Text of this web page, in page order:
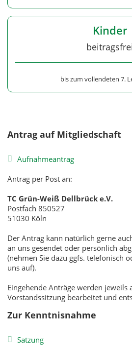
Kinder
beitragsfrei
bis zum vollendeten 7.
Antrag auf Mitgliedschaft
Aufnahmeantrag
Antrag per Post an:
TC Grün-Weiß Dellbrück e.V.
Postfach 850527
51030 Köln
Der Antrag kann natürlich gerne
an uns gesendet oder persönlich
(nehmen Sie dazu ggfs. telefonisch
uns auf).
Eingehende Anträge werden jeweils
Vorstandssitzung bearbeitet und
Zur Kenntnisnahme
Satzung